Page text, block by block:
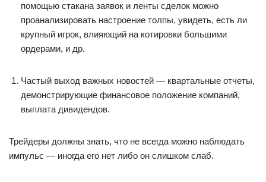
помощью стакана заявок и ленты сделок можно
проанализировать настроение толпы, увидеть, есть ли
крупный игрок, влияющий на котировки большими
ордерами, и др.
Частый выход важных новостей — квартальные отчеты,
демонстрирующие финансовое положение компаний,
выплата дивидендов.
Трейдеры должны знать, что не всегда можно наблюдать
импульс — иногда его нет либо он слишком слаб.